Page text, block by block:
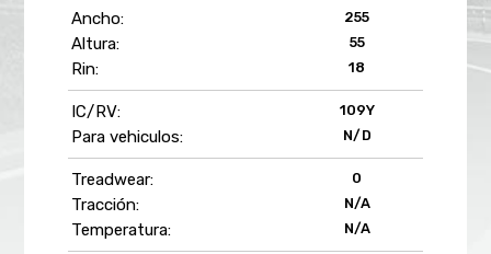
Ancho: 255
Altura: 55
Rin: 18
IC/RV: 109Y
Para vehiculos: N/D
Treadwear: 0
Tracción: N/A
Temperatura: N/A